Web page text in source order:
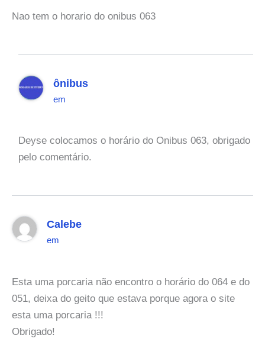
Nao tem o horario do onibus 063
ônibus
em
Deyse colocamos o horário do Onibus 063, obrigado
pelo comentário.
Calebe
em
Esta uma porcaria não encontro o horário do 064 e do
051, deixa do geito que estava porque agora o site
esta uma porcaria !!!
Obrigado!